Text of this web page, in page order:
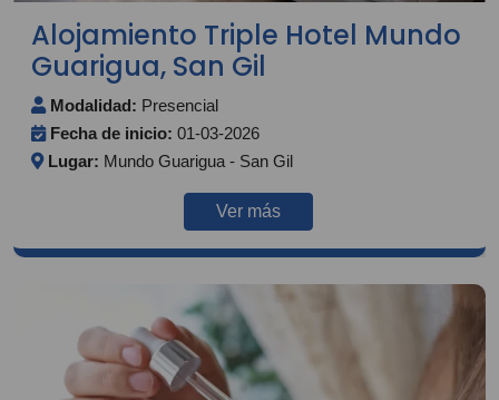
Alojamiento Triple Hotel Mundo
Guarigua, San Gil
Modalidad: Presencial
Fecha de inicio: 01-03-2026
Lugar: Mundo Guarigua - San Gil
Ver más